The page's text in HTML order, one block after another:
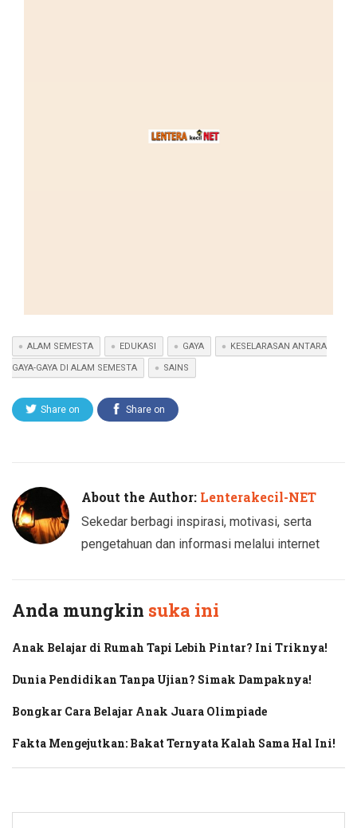
ALAM SEMESTA EDUKASI GAYA KESELARASAN ANTARA
GAYA-GAYA DI ALAM SEMESTA SAINS
Share on Share on
About the Author: Lenterakecil-NET
Sekedar berbagi inspirasi, motivasi, serta
pengetahuan dan informasi melalui internet
Anda mungkin suka ini
Anak Belajar di Rumah Tapi Lebih Pintar? Ini Triknya!
Dunia Pendidikan Tanpa Ujian? Simak Dampaknya!
Bongkar Cara Belajar Anak Juara Olimpiade
Fakta Mengejutkan: Bakat Ternyata Kalah Sama Hal Ini!